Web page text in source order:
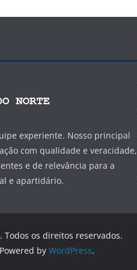
experiente. Nosso principal
com qualidade e veracidade,
e de relevância para a
e apartidário.
. Todos os direitos reservados.
by WordPress.